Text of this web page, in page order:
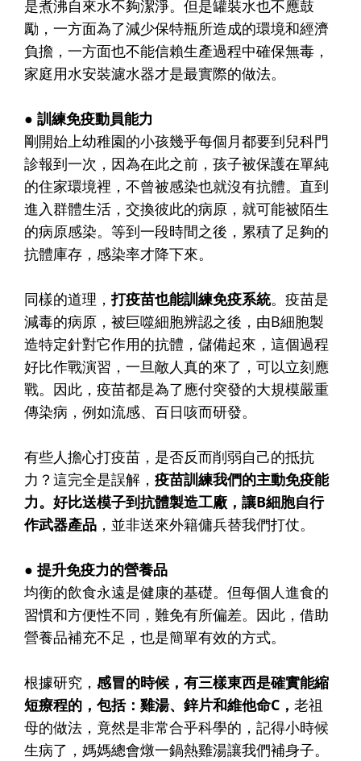
是煮沸自來水不夠潔淨。但是罐裝水也不應鼓
勵，一方面為了減少保特瓶所造成的環境和經濟
負擔，一方面也不能信賴生產過程中確保無毒，
家庭用水安裝濾水器才是最實際的做法。
● 訓練免疫動員能力
剛開始上幼稚園的小孩幾乎每個月都要到兒科門
診報到一次，因為在此之前，孩子被保護在單純
的住家環境裡，不曾被感染也就沒有抗體。直到
進入群體生活，交換彼此的病原，就可能被陌生
的病原感染。等到一段時間之後，累積了足夠的
抗體庫存，感染率才降下來。
同樣的道理，打疫苗也能訓練免疫系統。疫苗是
減毒的病原，被巨噬細胞辨認之後，由B細胞製
造特定針對它作用的抗體，儲備起來，這個過程
好比作戰演習，一旦敵人真的來了，可以立刻應
戰。因此，疫苗都是為了應付突發的大規模嚴重
傳染病，例如流感、百日咳而研發。
有些人擔心打疫苗，是否反而削弱自己的抵抗
力？這完全是誤解， 疫苗訓練我們的主動免疫能
力。好比送模子到抗體製造工廠，讓B細胞自行
作武器產品 ，並非送來外籍傭兵替我們打仗。
● 提升免疫力的營養品
均衡的飲食永遠是健康的基礎。但每個人進食的
習慣和方便性不同，難免有所偏差。因此，借助
營養品補充不足，也是簡單有效的方式。
根據研究， 感冒的時候，有三樣東西是確實能縮
短療程的，包括：雞湯、鋅片和維他命C， 老祖
母的做法，竟然是非常合乎科學的，記得小時候
生病了，媽媽總會燉一鍋熱雞湯讓我們補身子。